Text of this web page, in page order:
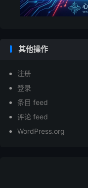
其他操作
注册
登录
条目 feed
评论 feed
WordPress.org